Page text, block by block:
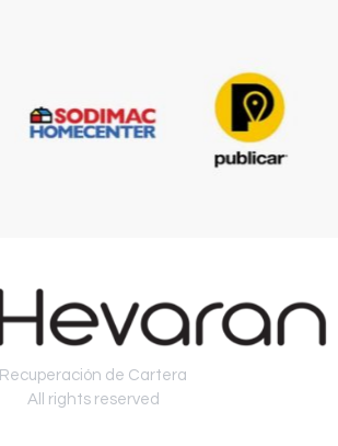
Recuperación de Cartera
All rights reserved